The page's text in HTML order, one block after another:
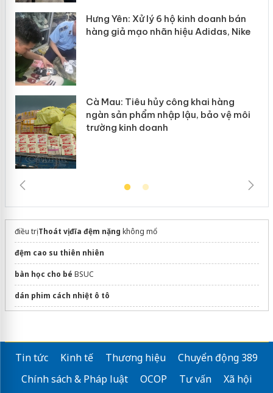
Hưng Yên: Xử lý 6 hộ kinh doanh bán
hàng giả mạo nhãn hiệu Adidas, Nike
Cà Mau: Tiêu hủy công khai hàng
ngàn sản phẩm nhập lậu, bảo vệ môi
trường kinh doanh
điều trịThoát vị đĩa đệm nặng không mổ
đệm cao su thiên nhiên
bàn học cho bé BSUC
dán phim cách nhiệt ô tô
Sửa máy rửa bát bosch
Chương trìnhdinh dưỡng mẹ và bé2026
Tin tức Kinh tế Thương hiệu
Chuyển động 389
Chính sách & Pháp luật
OCOP Tư vấn
Xã hội